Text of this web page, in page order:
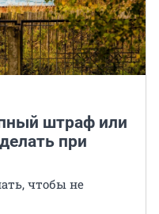
штраф или
при
чтобы не